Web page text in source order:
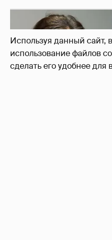
Используя данный сайт,
использование файлов
сделать его удобнее для